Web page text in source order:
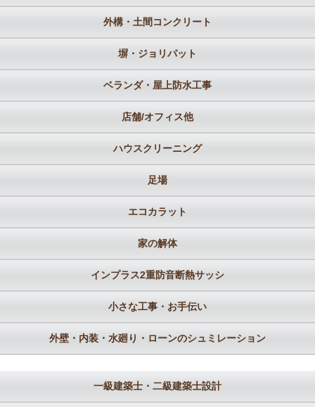
外構・土間コンクリート
塀・ジョリパット
ベランダ・屋上防水工事
店舗/オフィス他
ハウスクリーニング
足場
エコカラット
家の解体
インプラス2重防音断熱サッシ
小さな工事・お手伝い
外壁・内装・水廻り・ローンのシュミレーション
一級建築士・二級建築士設計